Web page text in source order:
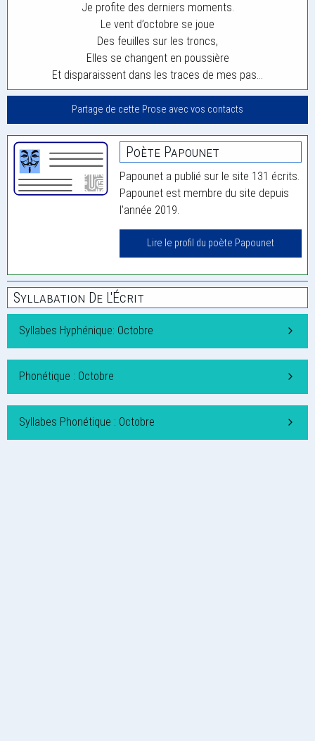
Je profite des derniers moments.
Le vent d’octobre se joue
Des feuilles sur les troncs,
Elles se changent en poussière
Et disparaissent dans les traces de mes pas…
Partage de cette Prose avec vos contacts
Poète Papounet
Papounet a publié sur le site 131 écrits.
Papounet est membre du site depuis
l'année 2019.
Lire le profil du poète Papounet
Syllabation De L'Écrit
Syllabes Hyphénique: Octobre
Phonétique : Octobre
Syllabes Phonétique : Octobre